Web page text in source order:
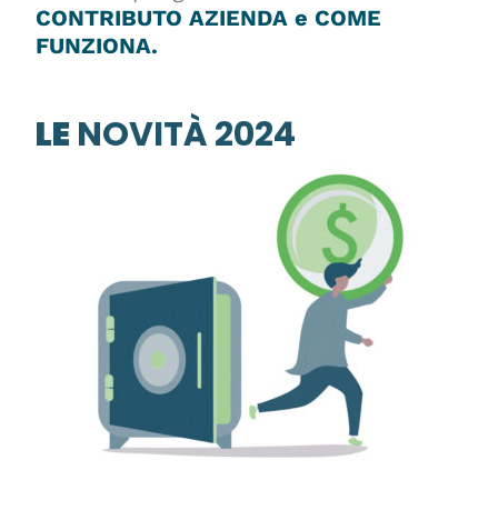
CONTRIBUTO AZIENDA e COME
FUNZIONA.
LE NOVITÀ 2024